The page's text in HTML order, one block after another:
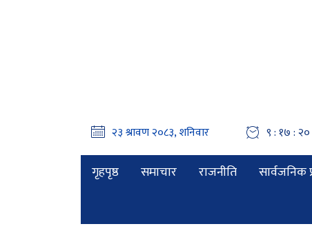
९ : १७ : २१
गृहपृष्ठ समाचार राजनीति सार्वजनिक